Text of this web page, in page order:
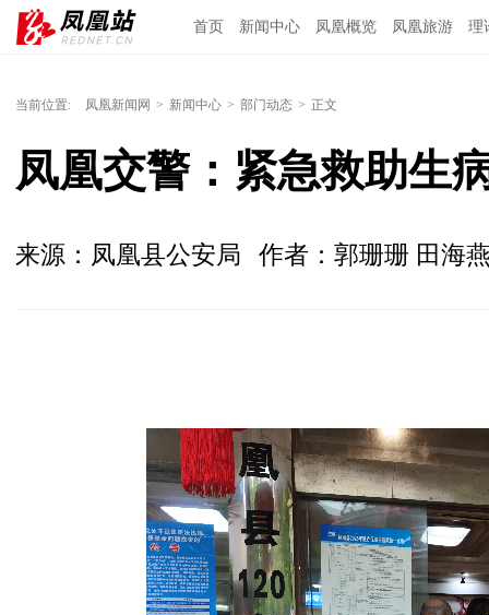
首页 新闻中心 凤凰概览 凤凰旅游 理
当前位置: 凤凰新闻网 > 新闻中心 > 部门动态 > 正文
凤凰交警：紧急救助生
来源：凤凰县公安局 作者：郭珊珊 田海